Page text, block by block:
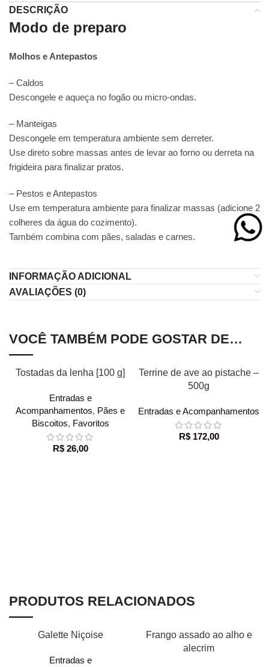
DESCRIÇÃO
Modo de preparo
Molhos e Antepastos
– Caldos
Descongele e aqueça no fogão ou micro-ondas.
– Manteigas
Descongele em temperatura ambiente sem derreter.
Use direto sobre massas antes de levar ao forno ou derreta na
frigideira para finalizar pratos.
– Pestos e Antepastos
Use em temperatura ambiente para finalizar massas (adicione 2
colheres da água do cozimento).
Também combina com pães, saladas e carnes.
INFORMAÇÃO ADICIONAL
AVALIAÇÕES (0)
VOCÊ TAMBÉM PODE GOSTAR DE…
Tostadas da lenha [100 g]
Entradas e
Acompanhamentos, Pães e
Biscoitos, Favoritos
R$26,00
Terrine de ave ao pistache –
500g
Entradas e Acompanhamentos
R$172,00
PRODUTOS RELACIONADOS
Galette Niçoise
Entradas e
Frango assado ao alho e
alecrim